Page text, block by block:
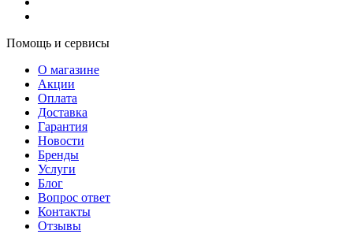
Помощь и сервисы
О магазине
Акции
Оплата
Доставка
Гарантия
Новости
Бренды
Услуги
Блог
Вопрос ответ
Контакты
Отзывы